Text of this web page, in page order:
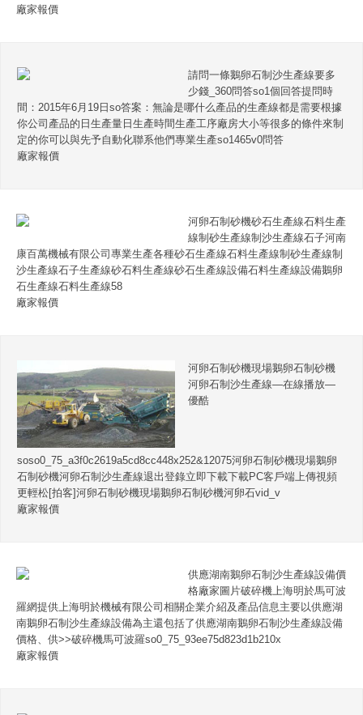
廠家報價
請問一條鵝卵石制沙生產線要多
少錢_360問答so1個回答提問時
間：2015年6月19日so答案：無論是哪什么產品的生產線都是需要根據
你公司產品的日生產量日生產時間生產工序廠房大小等很多的條件來制
定的你可以與先予自動化聯系他們專業生產so1465v0問答
廠家報價
河卵石制砂機砂石生產線石料生產
線制砂生產線制沙生產線石子河南
康百萬機械有限公司專業生產各種砂石生產線石料生產線制砂生產線制
沙生產線石子生產線砂石料生產線砂石生產線設備石料生產線設備鵝卵
石生產線石料生產線58
廠家報價
河卵石制砂機現場鵝卵石制砂機
河卵石制沙生產線—在線播放—
優酷
soso0_75_a3f0c2619a5cd8cc448x252&12075河卵石制砂機現場鵝卵
石制砂機河卵石制沙生產線退出登錄立即下載下載PC客戶端上傳視頻
更輕松[拍客]河卵石制砂機現場鵝卵石制砂機河卵石vid_v
廠家報價
供應湖南鵝卵石制沙生產線設備價
格廠家圖片破碎機上海明於馬可波
羅網提供上海明於機械有限公司相關企業介紹及產品信息主要以供應湖
南鵝卵石制沙生產線設備為主還包括了供應湖南鵝卵石制沙生產線設備
價格、供>>破碎機馬可波羅so0_75_93ee75d823d1b210x
廠家報價